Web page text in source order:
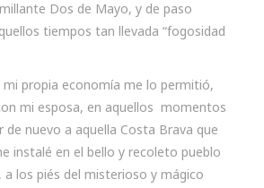
Dos de Mayo, y de paso
tiempos tan llevada “fogosidad
mi propia economía me lo permitió,
mi esposa, en aquellos momentos
de nuevo a aquella Costa Brava que
instalé en el bello y recoleto pueblo
a los piés del misterioso y mágico